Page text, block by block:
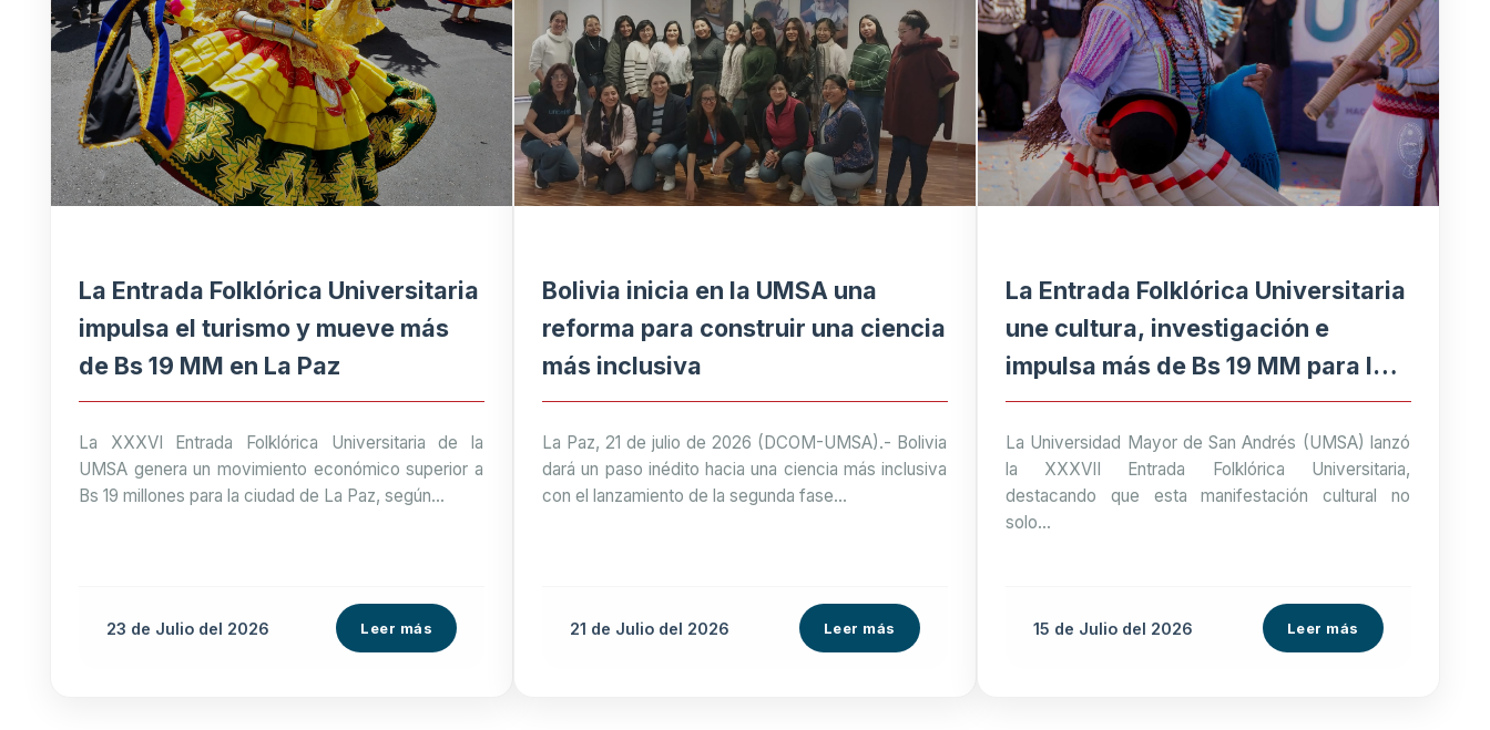
La Entrada Folklórica Universitaria
impulsa el turismo y mueve más
de Bs 19 MM en La Paz
La XXXVI Entrada Folklórica Universitaria de la
UMSA genera un movimiento económico superior a
Bs 19 millones para la ciudad de La Paz, según...
23 de Julio del 2026 Leer más
Bolivia inicia en la UMSA una
reforma para construir una ciencia
más inclusiva
La Paz, 21 de julio de 2026 (DCOM-UMSA).- Bolivia
dará un paso inédito hacia una ciencia más inclusiva
con el lanzamiento de la segunda fase...
21 de Julio del 2026 Leer más
La Entrada Folklórica Universitaria
une cultura, investigación e
impulsa más de Bs 19 MM para la
economía paceña
La Universidad Mayor de San Andrés (UMSA) lanzó
la XXXVII Entrada Folklórica Universitaria,
destacando que esta manifestación cultural no
solo...
15 de Juliodel 2026 Leer más